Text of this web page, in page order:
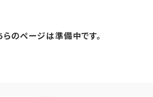
らのページは準備中です。